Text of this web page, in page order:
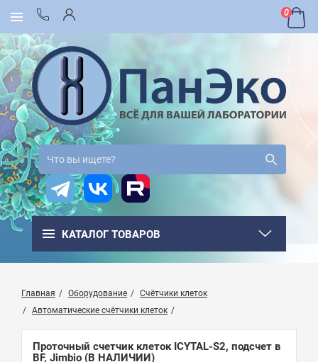
0
КАТАЛОГ ТОВАРОВ
Главная Оборудование
Счётчики клеток
Автоматические счётчики клеток
Проточный счетчик клеток ICYTAL-S2, подсчет в
BF, Jimbio (В НАЛИЧИИ)